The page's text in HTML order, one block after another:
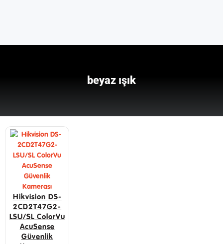
beyaz ışık
Hikvision DS-
2CD2T47G2-
LSU/SL ColorVu
AcuSense
Güvenlik